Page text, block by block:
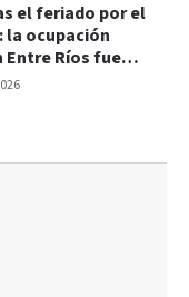
el feriado por el
la ocupación
Ríos fue
media nacional